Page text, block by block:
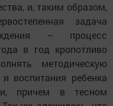
и, таким образом,
задача
– процесс
в год кропотливо
методическую
воспитания ребенка
причем в тесном